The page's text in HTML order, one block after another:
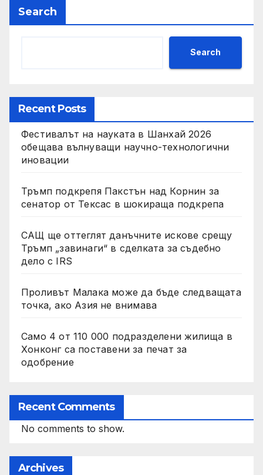
социални проекти
Search
Search
Recent Posts
Фестивалът на науката в Шанхай 2026
обещава вълнуващи научно-технологични
иновации
Тръмп подкрепя Пакстън над Корнин за
сенатор от Тексас в шокираща подкрепа
САЩ ще оттеглят данъчните искове срещу
Тръмп „завинаги“ в сделката за съдебно
дело с IRS
Проливът Малака може да бъде следващата
точка, ако Азия не внимава
Само 4 от 110 000 подразделени жилища в
Хонконг са поставени за печат за
одобрение
Recent Comments
No comments to show.
Archives